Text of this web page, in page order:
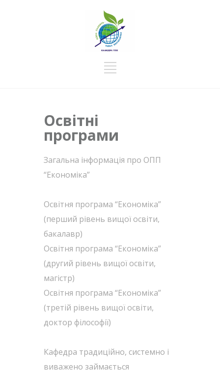
Освітні
програми
Загальна інформація про ОПП
“Економіка”
Освітня програма “Економіка”
(перший рівень вищої освіти,
бакалавр)
Освітня програма “Економіка”
(другий рівень вищої освіти,
магістр)
Освітня програма “Економіка”
(третій рівень вищої освіти,
доктор філософії)
Кафедра традиційно, системно і
виважено займається